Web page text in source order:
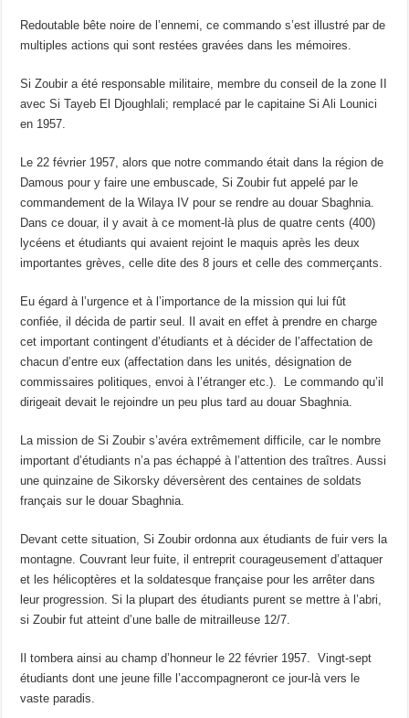
Redoutable bête noire de l’ennemi, ce commando s’est illustré par de
multiples actions qui sont restées gravées dans les mémoires.
Si Zoubir a été responsable militaire, membre du conseil de la zone II
avec Si Tayeb El Djoughlali; remplacé par le capitaine Si Ali Lounici
en 1957.
Le 22 février 1957, alors que notre commando était dans la région de
Damous pour y faire une embuscade, Si Zoubir fut appelé par le
commandement de la Wilaya IV pour se rendre au douar Sbaghnia.
Dans ce douar, il y avait à ce moment-là plus de quatre cents (400)
lycéens et étudiants qui avaient rejoint le maquis après les deux
importantes grèves, celle dite des 8 jours et celle des commerçants.
Eu égard à l’urgence et à l’importance de la mission qui lui fût
confiée, il décida de partir seul. Il avait en effet à prendre en charge
cet important contingent d’étudiants et à décider de l’affectation de
chacun d’entre eux (affectation dans les unités, désignation de
commissaires politiques, envoi à l’étranger etc.). Le commando qu’il
dirigeait devait le rejoindre un peu plus tard au douar Sbaghnia.
La mission de Si Zoubir s’avéra extrêmement difficile, car le nombre
important d’étudiants n’a pas échappé à l’attention des traîtres. Aussi
une quinzaine de Sikorsky déversèrent des centaines de soldats
français sur le douar Sbaghnia.
Devant cette situation, Si Zoubir ordonna aux étudiants de fuir vers la
montagne. Couvrant leur fuite, il entreprit courageusement d’attaquer
et les hélicoptères et la soldatesque française pour les arrêter dans
leur progression. Si la plupart des étudiants purent se mettre à l’abri,
si Zoubir fut atteint d’une balle de mitrailleuse 12/7.
Il tombera ainsi au champ d’honneur le 22 février 1957. Vingt-sept
étudiants dont une jeune fille l’accompagneront ce jour-là vers le
vaste paradis.